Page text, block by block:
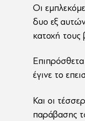
Οι
δυο εξ
κατοχή τους
έγινε το
Και οι
παράβασης